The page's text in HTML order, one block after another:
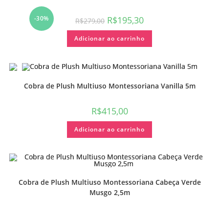
-30% R$279,00 R$195,30
Adicionar ao carrinho
Cobra de Plush Multiuso Montessoriana Vanilla 5m
R$415,00
Adicionar ao carrinho
Cobra de Plush Multiuso Montessoriana Cabeça Verde
Musgo 2,5m